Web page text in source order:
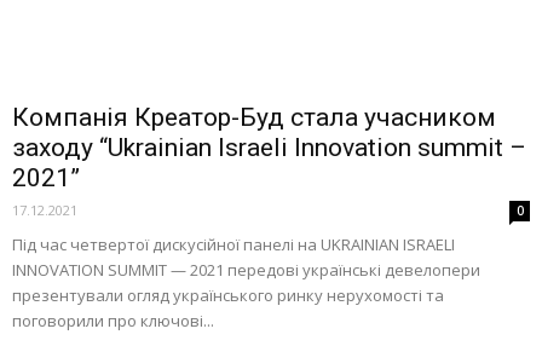
Компанія Креатор-Буд стала учасником
заходу “Ukrainian Israeli Innovation summit –
2021”
17.12.2021 0
Під час четвертої дискусійної панелі на UKRAINIAN ISRAELI
INNOVATION SUMMIT — 2021 передові українські девелопери
презентували огляд українського ринку нерухомості та
поговорили про ключові...